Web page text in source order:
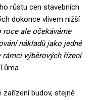
růstu cen stavebních
dokonce vlivem nižší
roce ale očekáváme
nákladů jako jedné
výběrových řízení
budov, stejně